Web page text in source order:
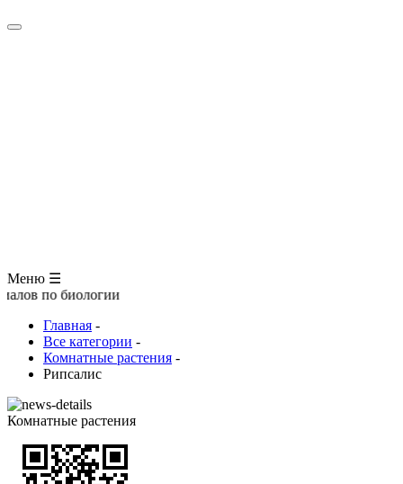
Меню ☰
Главная -
Все категории -
Комнатные растения -
Рипсалис
Комнатные растения